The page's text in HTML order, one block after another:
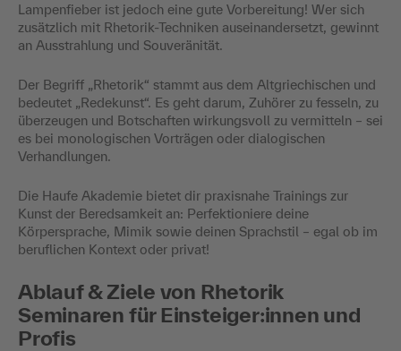
Lampenfieber ist jedoch eine gute Vorbereitung! Wer sich
zusätzlich mit Rhetorik-Techniken auseinandersetzt, gewinnt
an Ausstrahlung und Souveränität.
Der Begriff „Rhetorik“ stammt aus dem Altgriechischen und
bedeutet „Redekunst“. Es geht darum, Zuhörer zu fesseln, zu
überzeugen und Botschaften wirkungsvoll zu vermitteln – sei
es bei monologischen Vorträgen oder dialogischen
Verhandlungen.
Die Haufe Akademie bietet dir praxisnahe Trainings zur
Kunst der Beredsamkeit an: Perfektioniere deine
Körpersprache, Mimik sowie deinen Sprachstil – egal ob im
beruflichen Kontext oder privat!
Ablauf & Ziele von Rhetorik
Seminaren für Einsteiger:innen und
Profis